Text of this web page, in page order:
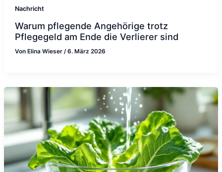
Nachricht
Warum pflegende Angehörige trotz
Pflegegeld am Ende die Verlierer sind
Von Elina Wieser /6. März 2026